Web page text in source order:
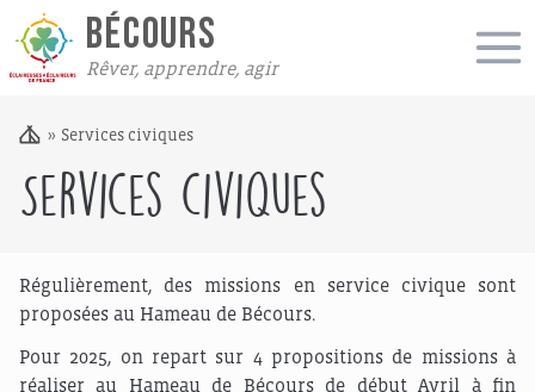
BÉCOURS
Rêver, apprendre, agir
» Services civiques
Services civiques
Régulièrement, des missions en service civique sont
proposées au Hameau de Bécours.
Pour 2025, on repart sur 4 propositions de missions à
réaliser au Hameau de Bécours de début Avril à fin